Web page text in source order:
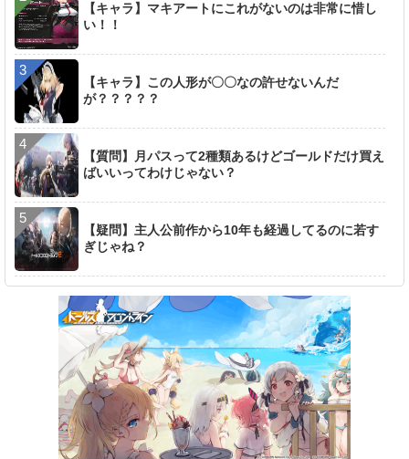
【キャラ】マキアートにこれがないのは非常に惜し
い！！
【キャラ】この人形が〇〇なの許せないんだ
が？？？？？
【質問】月パスって2種類あるけどゴールドだけ買え
ばいいってわけじゃない？
【疑問】主人公前作から10年も経過してるのに若す
ぎじゃね？